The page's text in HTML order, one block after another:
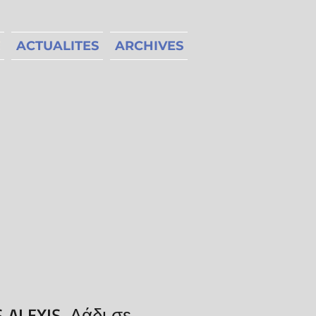
ACTUALITES ARCHIVES